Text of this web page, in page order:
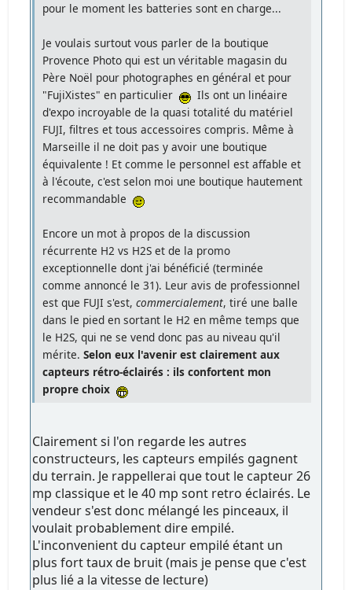
pour le moment les batteries sont en charge...
Je voulais surtout vous parler de la boutique
Provence Photo qui est un véritable magasin du
Père Noël pour photographes en général et pour
"FujiXistes" en particulier
Ils ont un linéaire
d'expo incroyable de la quasi totalité du matériel
FUJI, filtres et tous accessoires compris. Même à
Marseille il ne doit pas y avoir une boutique
équivalente ! Et comme le personnel est affable et
à l'écoute, c'est selon moi une boutique hautement
recommandable
Encore un mot à propos de la discussion
récurrente H2 vs H2S et de la promo
exceptionnelle dont j'ai bénéficié (terminée
comme annoncé le 31). Leur avis de professionnel
est que FUJI s'est,commercialement, tiré une balle
dans le pied en sortant le H2 en même temps que
le H2S, qui ne se vend donc pas au niveau qu'il
mérite.Selon eux l'avenir est clairement aux
capteurs rétro-éclairés : ils confortent mon
propre choix
Clairement si l'on regarde les autres
constructeurs, les capteurs empilés gagnent
du terrain. Je rappellerai que tout le capteur 26
mp classique et le 40 mp sont retro éclairés. Le
vendeur s'est donc mélangé les pinceaux, il
voulait probablement dire empilé.
L'inconvenient du capteur empilé étant un
plus fort taux de bruit (mais je pense que c'est
plus lié a la vitesse de lecture)